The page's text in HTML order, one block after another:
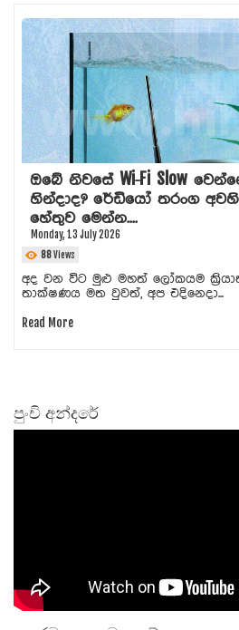
ඔබේ නිවසේ Wi-Fi Slow
හින්දාද? රේඩියෝ තරංග
හේතුව මෙන්න....
Monday, 13 July 2026
88Views
අද වන විට මුළු මහත් ලෝකයම
තාක්ෂණය මත වුවත්, අප එදිනෙදා...
Read More
පුංචි අන්දරේ